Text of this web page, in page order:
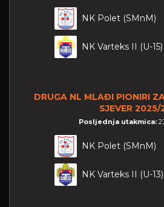
NK Polet (SMnM)
NK Varteks II (U-15)
DRUGA NL MLAĐI PIONIRI
SJEVER 2025/
Posljednja utakmica:
NK Polet (SMnM)
NK Varteks II (U-13)